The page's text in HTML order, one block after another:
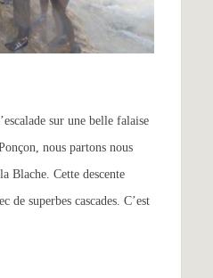
sur une belle falaise
nous partons nous
Blache. Cette descente
de superbes cascades. C’est